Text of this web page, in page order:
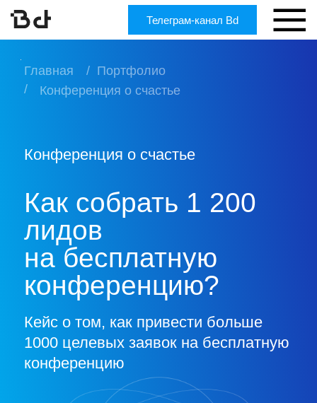
Как собрать 1 200
лидов
конференцию?
Конференция о счастье
Кейс о том, как привести больше
1000 целевых заявок на бесплатную
конференцию